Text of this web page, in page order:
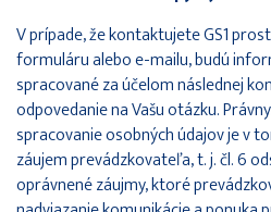
V prípade, že kontaktujete GS1
formuláru alebo e-mailu, budú
spracované za účelom následnej
odpovedanie na Vašu otázku.
spracovanie osobných údajov je v
záujem prevádzkovateľa, t. j. čl. 6
oprávnené záujmy, ktoré